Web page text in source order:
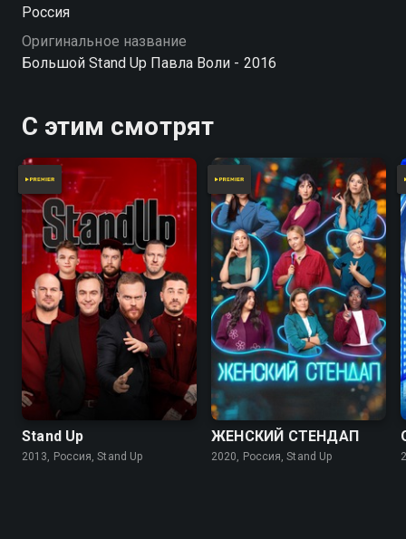
Россия
Оригинальное название
Большой Stand Up Павла Воли - 2016
С этим смотрят
Stand Up
2013, Россия, Stand Up
ЖЕНСКИЙ СТЕНДАП
2020, Россия, Stand Up